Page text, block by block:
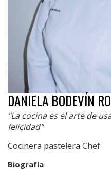
DANIELA BODEVÍN
"La cocina es el arte de
felicidad"
Cocinera pastelera Chef
Biografía